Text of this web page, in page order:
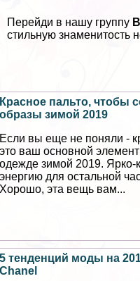
Перейди в нашу группу
стильную знаменитость
Красное пальто, чтобы
образы зимой 2019
Если вы еще не поняли -
это ваш основной
одежде зимой 2019. Ярко-
энергию для остальной
Хорошо, эта вещь вам...
5 тенденций моды на
Chanel